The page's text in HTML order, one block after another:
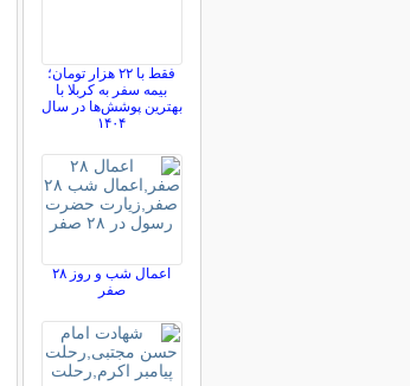
فقط با ۲۲ هزار تومان؛
بیمه سفر به کربلا با
بهترین پوشش‌ها در سال
۱۴۰۴
اعمال شب و روز ۲۸
صفر